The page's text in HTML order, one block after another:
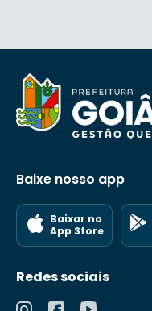
Baixe nosso app
Baixar no
App Store
Redes sociais